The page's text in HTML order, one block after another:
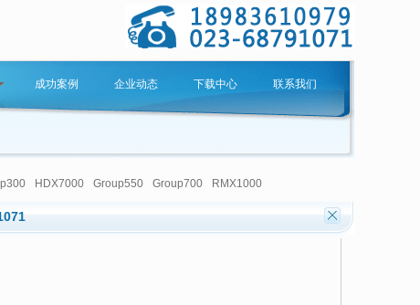
成功案例 企业动态 下载中心 联系我们
HDX7000 Group550 Group700 RMX1000